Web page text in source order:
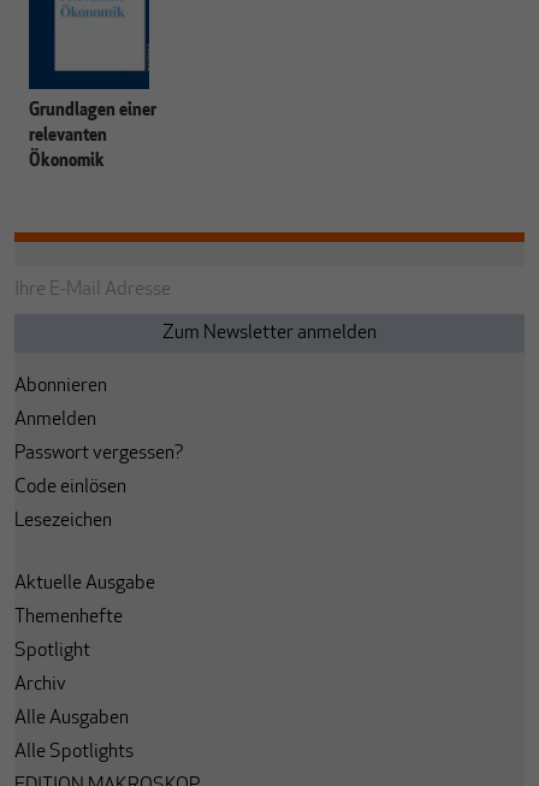
Grundlagen einer
relevanten
Ökonomik
Abonnieren
Anmelden
Passwort vergessen?
Code einlösen
Lesezeichen
Aktuelle Ausgabe
Themenhefte
Spotlight
Archiv
Alle Ausgaben
Alle Spotlights